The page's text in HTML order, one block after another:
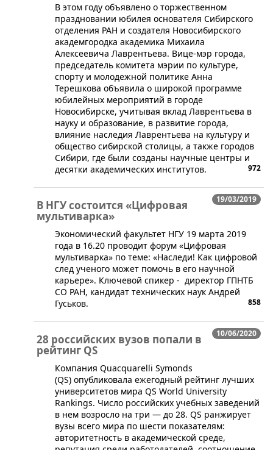
В этом году объявлено о торжественном
праздновании юбилея основателя Сибирского
отделения РАН и создателя Новосибирского
академгородка академика Михаила
Алексеевича Лаврентьева. Вице-мэр города,
председатель комитета мэрии по культуре,
спорту и молодежной политике Анна
Терешкова объявила о широкой программе
юбилейных мероприятий в городе
Новосибирске, учитывая вклад Лаврентьева в
науку и образование, в развитие города,
влияние наследия Лаврентьева на культуру и
общество сибирской столицы, а также городов
Сибири, где были созданы научные центры и
десятки академических институтов.
972
19/03/2019
В НГУ состоится «Цифровая
мультиварка»
Экономический факультет НГУ 19 марта 2019
года в 16.20 проводит форум «Цифровая
мультиварка» по теме: «Наследи! Как цифровой
след ученого может помочь в его научной
карьере». Ключевой спикер - директор ГПНТБ
СО РАН, кандидат технических наук Андрей
Гуськов.
858
10/06/2020
28 российских вузов попали в
рейтинг QS
​Компания Quacquarelli Symonds
(QS) опубликовала ежегодный рейтинг лучших
университетов мира QS World University
Rankings. Число российских учебных заведений
в нем возросло на три — до 28. QS ранжирует
вузы всего мира по шести показателям:
авторитетность в академической среде,